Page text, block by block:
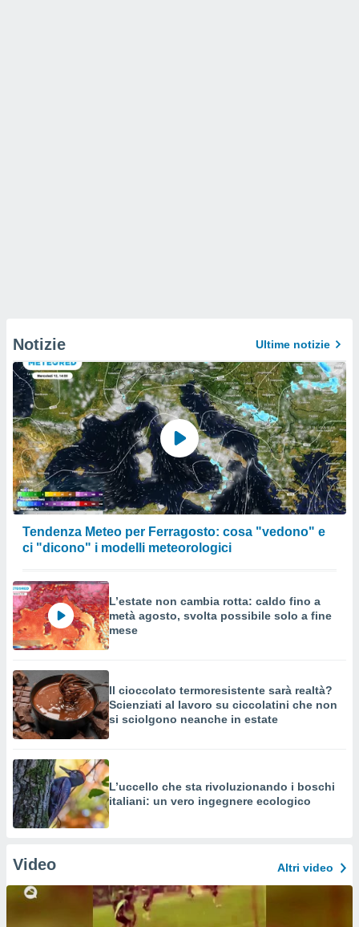
Notizie Ultime notizie
Tendenza Meteo per Ferragosto: cosa "vedono" e
ci "dicono" i modelli meteorologici
L’estate non cambia rotta: caldo fino a
metà agosto, svolta possibile solo a fine
mese
Il cioccolato termoresistente sarà realtà?
Scienziati al lavoro su ciccolatini che non
si sciolgono neanche in estate
L’uccello che sta rivoluzionando i boschi
italiani: un vero ingegnere ecologico
Video Altri video